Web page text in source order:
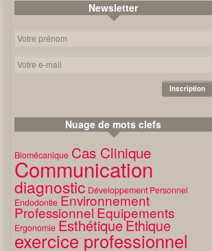
Newsletter
Nuage de mots clefs
Biomécanique Cas Clinique
Communication
diagnostic Développement Personnel
Endodontie Environnement
Professionnel Equipements
Ergonomie EsthétiqueEthique
exercice professionnel